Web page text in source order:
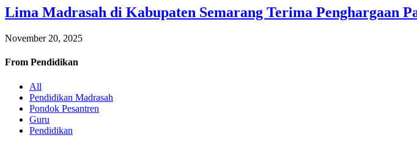
Lima Madrasah di Kabupaten Semarang Terima Penghargaan
November 20, 2025
From Pendidikan
All
Pendidikan Madrasah
Pondok Pesantren
Guru
Pendidikan